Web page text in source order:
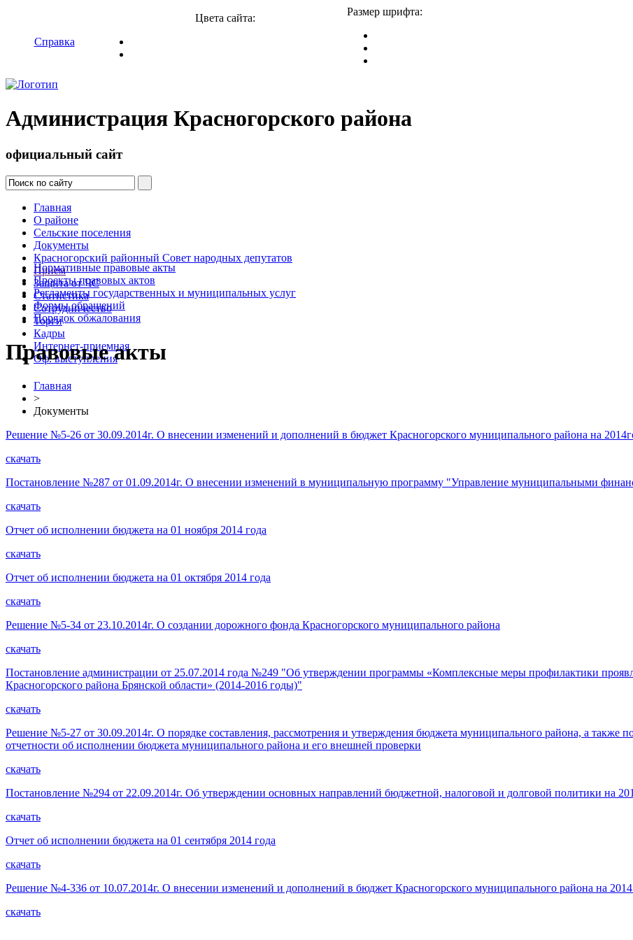
Справка
Цвета сайта:
Размер шрифта:
Администрация Красногорского района
официальный сайт
Главная
О районе
Сельские поселения
Документы
Красногорский районный Совет народных депутатов
Прием
Защита от ЧС
Статистика
Сотрудничество
Торги
Кадры
Интернет-приемная
Оф. выступления
Нормативные правовые акты
Проекты правовых актов
Регламенты государственных и муниципальных услуг
Формы обращений
Порядок обжалования
Правовые акты
Главная
>
Документы
Решение №5-26 от 30.09.2014г. О внесении изменений и дополнений в бюджет Красногорского муниципального района на
скачать
Постановление №287 от 01.09.2014г. О внесении изменений в муниципальную программу "Управление муниципальными
скачать
Отчет об исполнении бюджета на 01 ноября 2014 года
скачать
Отчет об исполнении бюджета на 01 октября 2014 года
скачать
Решение №5-34 от 23.10.2014г. О создании дорожного фонда Красногорского муниципального района
скачать
Постановление администрации от 25.07.2014 года №249 "Об утверждении программы «Комплексные меры профилактики
Красногорского района Брянской области» (2014-2016 годы)"
скачать
Решение №5-27 от 30.09.2014г. О порядке составления, рассмотрения и утверждения бюджета муниципального района, а также
отчетности об исполнении бюджета муниципального района и его внешней проверки
скачать
Постановление №294 от 22.09.2014г. Об утверждении основных направлений бюджетной, налоговой и долговой политики на
скачать
Отчет об исполнении бюджета на 01 сентября 2014 года
скачать
Решение №4-336 от 10.07.2014г. О внесении изменений и дополнений в бюджет Красногорского муниципального района на
скачать